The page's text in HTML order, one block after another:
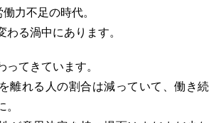
力不足の時代。
わる渦中にあります。
ってきています。
離れる人の割合は減っていて、働き続